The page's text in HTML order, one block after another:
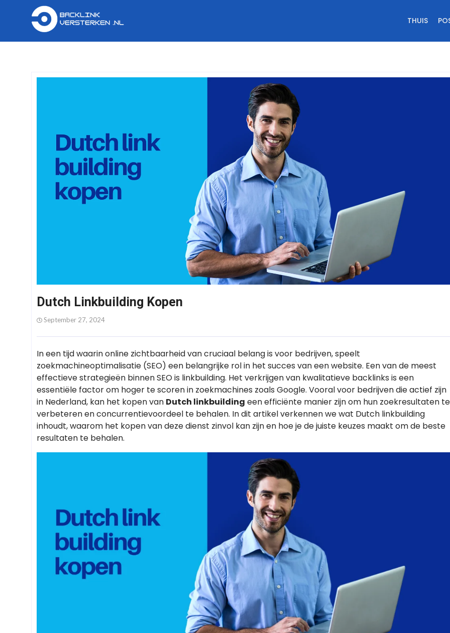
THUIS
Dutch Linkbuilding Kopen
September 27, 2024
In een tijd waarin online zichtbaarheid van cruciaal belang is voor bedrijven, speelt
zoekmachineoptimalisatie (SEO) een belangrijke rol in het succes van een website. Een van de meest
effectieve strategieën binnen SEO is linkbuilding. Het verkrijgen van kwalitatieve backlinks is een
essentiële factor om hoger te scoren in zoekmachines zoals Google. Vooral voor bedrijven die actief zijn
in Nederland, kan het kopen van Dutch linkbuilding een efficiënte manier zijn om hun zoekresultaten te
verbeteren en concurrentievoordeel te behalen. In dit artikel verkennen we wat Dutch linkbuilding
inhoudt, waarom het kopen van deze dienst zinvol kan zijn en hoe je de juiste keuzes maakt om de beste
resultaten te behalen.